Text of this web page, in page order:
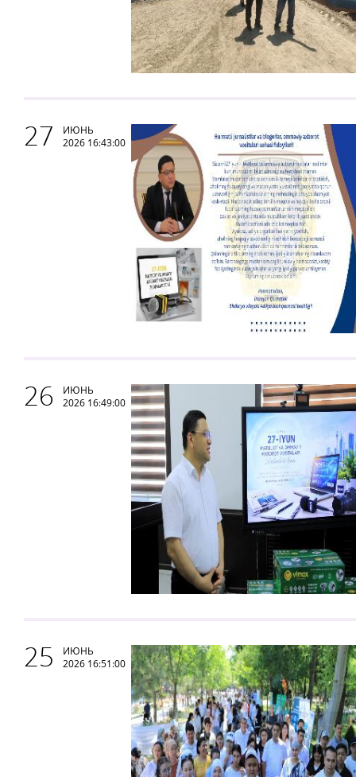
27
ИЮНЬ
2026 16:43:00
26
ИЮНЬ
2026 16:49:00
25
ИЮНЬ
2026 16:51:00